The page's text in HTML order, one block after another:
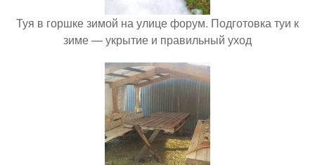
Туя в горшке зимой на улице форум. Подготовка туи к
зиме — укрытие и правильный уход